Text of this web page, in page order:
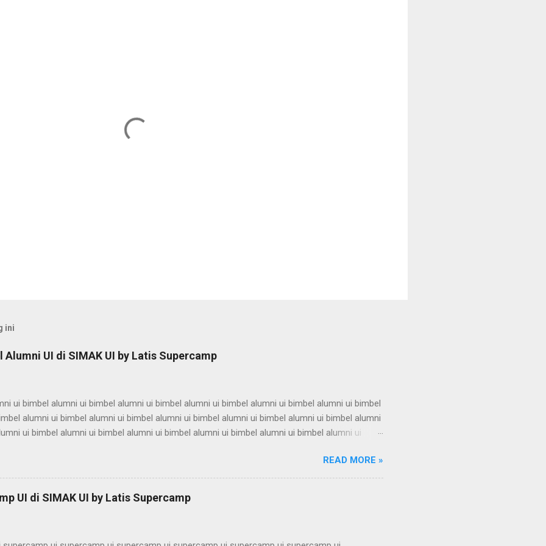
ini
UI di SIMAK UI by Latis Supercamp
ui bimbel alumni ui bimbel alumni ui bimbel alumni ui bimbel alumni ui bimbel alumni ui bimbel
alumni ui bimbel alumni ui bimbel alumni ui bimbel alumni ui bimbel alumni ui bimbel alumni
ui bimbel alumni ui bimbel alumni ui bimbel alumni ui bimbel alumni ui bimbel alumni ui
alumni ui bimbel alumni ui bimbel alumni ui bimbel alumni ui bimbel alumni ui bimbel alumni
ui bimbel alumni ui bimbel alumni ui bimbel alumni ui bimbel alumni ui bimbel alumni ui
ui bimbel alumni ui bimbel alumni ui bimbel alumni ui bimbel alumni ui bimbel alumni ui bimbel
alumni ui bimbel alumni ui bimbel alu...
READ MORE »
UI di SIMAK UI by Latis Supercamp